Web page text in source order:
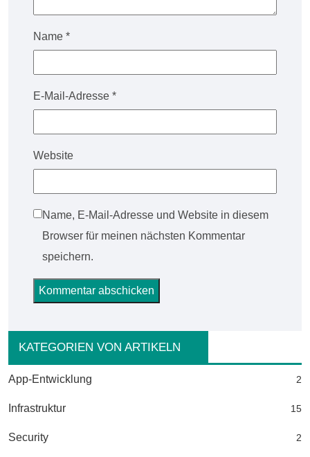
Name *
E-Mail-Adresse *
Website
Name, E-Mail-Adresse und Website in diesem
Browser für meinen nächsten Kommentar
speichern.
KATEGORIEN VON ARTIKELN
App-Entwicklung 2
Infrastruktur 15
Security 2